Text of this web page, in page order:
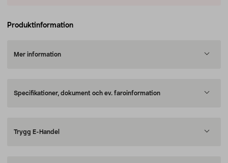
Produktinformation
Mer information
Specifikationer, dokument och ev. faroinformation
Trygg E-Handel